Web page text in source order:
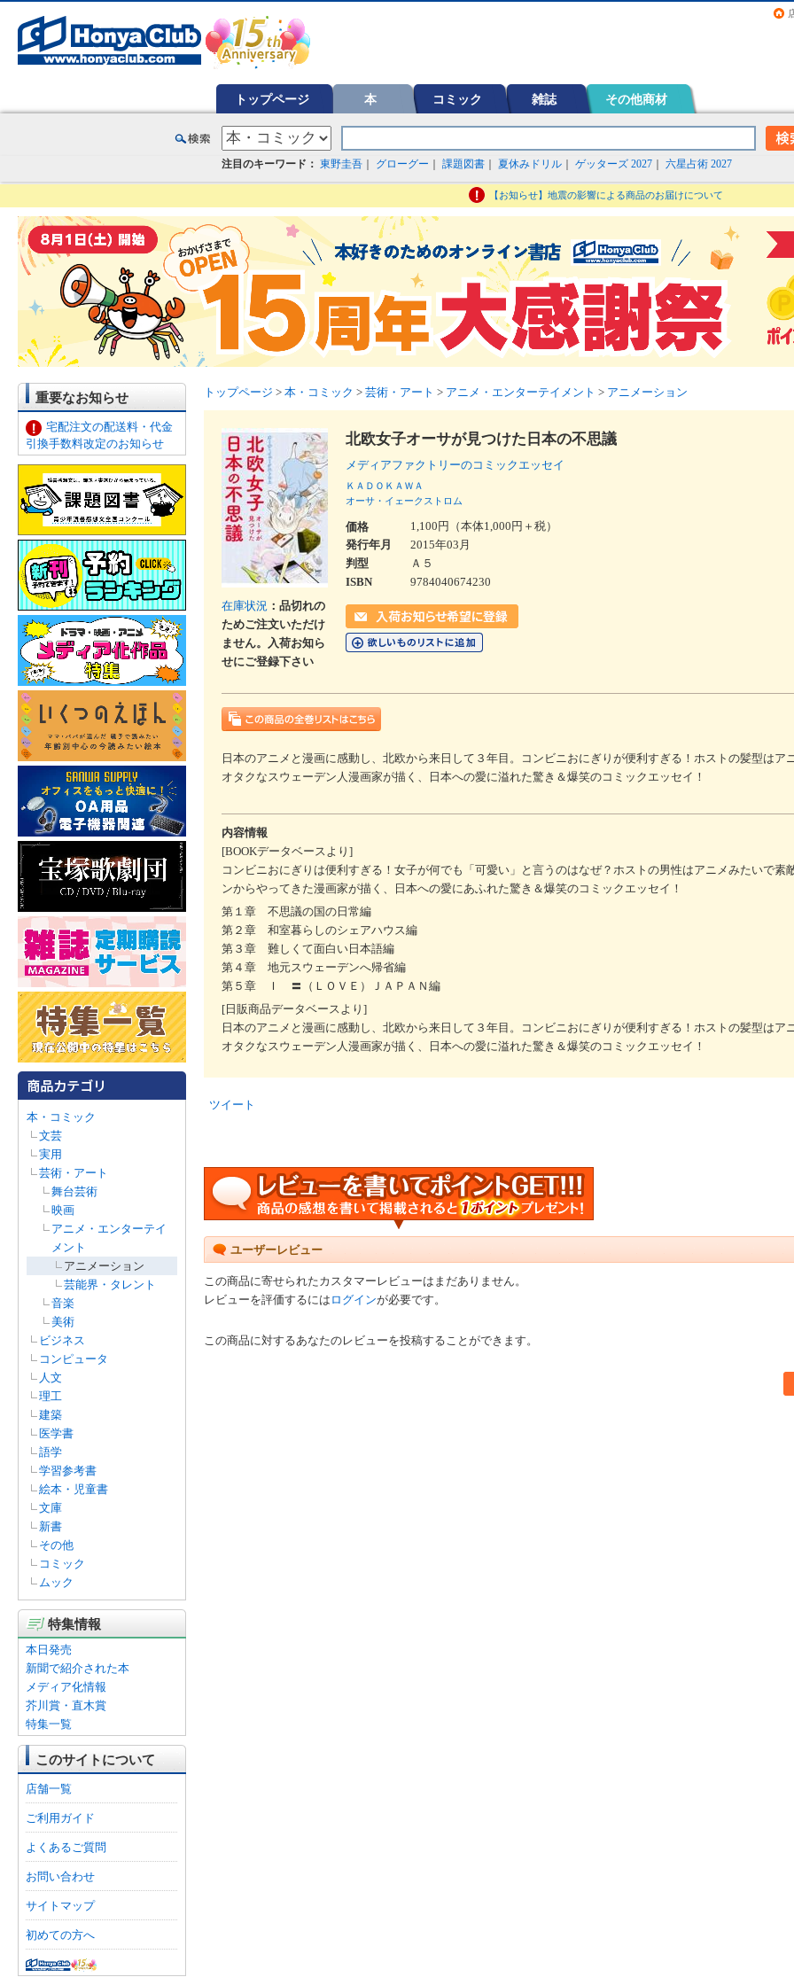
トップページ 本 コミック 雑誌 その他商材
注目のキーワード： 東野圭吾 グローグー 課題図書 夏休みドリル ゲッターズ 2027 六星占術 2027
【お知らせ】地震の影響による商品のお届けについて
重要なお知らせ
宅配注文の配送料・代金
引換手数料改定のお知らせ
本・コミック
文芸
実用
芸術・アート
舞台芸術
映画
アニメ・エンターテイ
メント
アニメーション
芸能界・タレント
音楽
美術
ビジネス
コンピュータ
人文
理工
建築
医学書
語学
学習参考書
絵本・児童書
文庫
新書
その他
コミック
ムック
特集情報
本日発売
新聞で紹介された本
メディア化情報
芥川賞・直木賞
特集一覧
このサイトについて
店舗一覧
ご利用ガイド
よくあるご質問
お問い合わせ
サイトマップ
初めての方へ
トップページ > 本・コミック > 芸術・アート > アニメ・エンターテイメント > アニメーション
在庫状況 ：品切れの
ためご注文いただけ
ません。入荷お知ら
せにご登録下さい
北欧女子オーサが見つけた日本の不思議
メディアファクトリーのコミックエッセイ
ＫＡＤＯＫＡＷＡ
オーサ・イェークストロム
価格
1,100円（本体1,000円＋税）
発行年月
2015年03月
判型
Ａ５
ISBN
9784040674230
日本のアニメと漫画に感動し、北欧から来日して３年目。コンビニおにぎりが便利すぎる！ホストの髪型はア
オタクなスウェーデン人漫画家が描く、日本への愛に溢れた驚き＆爆笑のコミックエッセイ！
内容情報
[BOOKデータベースより]
コンビニおにぎりは便利すぎる！女子が何でも「可愛い」と言うのはなぜ？ホストの男性はアニメみたいで素
ンからやってきた漫画家が描く、日本への愛にあふれた驚き＆爆笑のコミックエッセイ！
第１章 不思議の国の日常編
第２章 和室暮らしのシェアハウス編
第３章 難しくて面白い日本語編
第４章 地元スウェーデンへ帰省編
第５章 Ｉ 〓（ＬＯＶＥ）ＪＡＰＡＮ編
[日販商品データベースより]
日本のアニメと漫画に感動し、北欧から来日して３年目。コンビニおにぎりが便利すぎる！ホストの髪型はア
オタクなスウェーデン人漫画家が描く、日本への愛に溢れた驚き＆爆笑のコミックエッセイ！
ツイート
ユーザーレビュー
この商品に寄せられたカスタマーレビューはまだありません。
レビューを評価するには ログインが必要です。
この商品に対するあなたのレビューを投稿することができます。